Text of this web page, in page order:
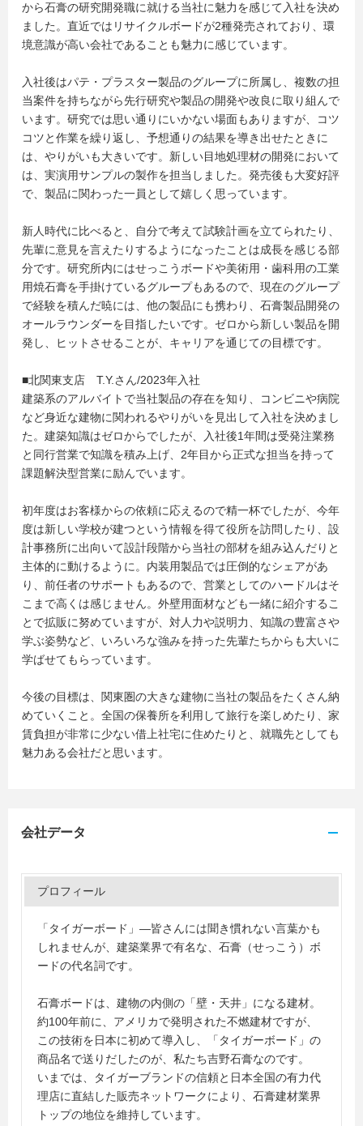
から石膏の研究開発職に就ける当社に魅力を感じて入社を決め
ました。直近ではリサイクルボードが2種発売されており、環
境意識が高い会社であることも魅力に感じています。
入社後はパテ・プラスター製品のグループに所属し、複数の担
当案件を持ちながら先行研究や製品の開発や改良に取り組んで
います。研究では思い通りにいかない場面もありますが、コツ
コツと作業を繰り返し、予想通りの結果を導き出せたときに
は、やりがいも大きいです。新しい目地処理材の開発において
は、実演用サンプルの製作を担当しました。発売後も大変好評
で、製品に関わった一員として嬉しく思っています。
新人時代に比べると、自分で考えて試験計画を立てられたり、
先輩に意見を言えたりするようになったことは成長を感じる部
分です。研究所内にはせっこうボードや美術用・歯科用の工業
用焼石膏を手掛けているグループもあるので、現在のグループ
で経験を積んだ暁には、他の製品にも携わり、石膏製品開発の
オールラウンダーを目指したいです。ゼロから新しい製品を開
発し、ヒットさせることが、キャリアを通じての目標です。
■北関東支店 T.Y.さん/2023年入社
建築系のアルバイトで当社製品の存在を知り、コンビニや病院
など身近な建物に関われるやりがいを見出して入社を決めまし
た。建築知識はゼロからでしたが、入社後1年間は受発注業務
と同行営業で知識を積み上げ、2年目から正式な担当を持って
課題解決型営業に励んでいます。
初年度はお客様からの依頼に応えるので精一杯でしたが、今年
度は新しい学校が建つという情報を得て役所を訪問したり、設
計事務所に出向いて設計段階から当社の部材を組み込んだりと
主体的に動けるように。内装用製品では圧倒的なシェアがあ
り、前任者のサポートもあるので、営業としてのハードルはそ
こまで高くは感じません。外壁用面材なども一緒に紹介するこ
とで拡販に努めていますが、対人力や説明力、知識の豊富さや
学ぶ姿勢など、いろいろな強みを持った先輩たちからも大いに
学ばせてもらっています。
今後の目標は、関東圏の大きな建物に当社の製品をたくさん納
めていくこと。全国の保養所を利用して旅行を楽しめたり、家
賃負担が非常に少ない借上社宅に住めたりと、就職先としても
魅力ある会社だと思います。
会社データ
プロフィール
「タイガーボード」―皆さんには聞き慣れない言葉かも
しれませんが、建築業界で有名な、石膏（せっこう）ボ
ードの代名詞です。
石膏ボードは、建物の内側の「壁・天井」になる建材。
約100年前に、アメリカで発明された不燃建材ですが、
この技術を日本に初めて導入し、「タイガーボード」の
商品名で送りだしたのが、私たち吉野石膏なのです。
いまでは、タイガーブランドの信頼と日本全国の有力代
理店に直結した販売ネットワークにより、石膏建材業界
トップの地位を維持しています。